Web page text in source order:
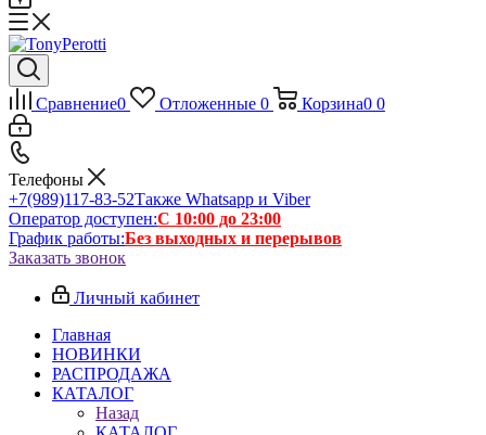
Сравнение0 Отложенные 0 Корзина0 0
Телефоны
+7(989)117-83-52Также Whatsapp и Viber
Оператор доступен:С 10:00 до 23:00
График работы:Без выходных и перерывов
Заказать звонок
Личный кабинет
Главная
НОВИНКИ
РАСПРОДАЖА
КАТАЛОГ
Назад